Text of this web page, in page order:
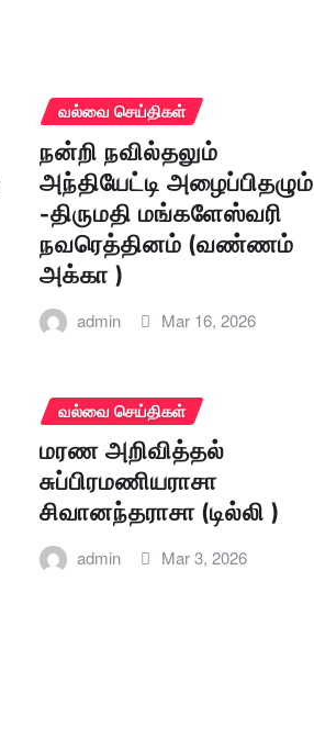
வல்வை செய்திகள்
நன்றி நவில்தலும்
அந்தியேட்டி அழைப்பிதழும்
-திருமதி மங்களேஸ்வரி
நவரெத்தினம் (வண்ணம்
அக்கா )
admin Mar 16, 2026
வல்வை செய்திகள்
மரண அறிவித்தல்
சுப்பிரமணியராசா
சிவானந்தராசா (டில்லி )
admin Mar 3, 2026